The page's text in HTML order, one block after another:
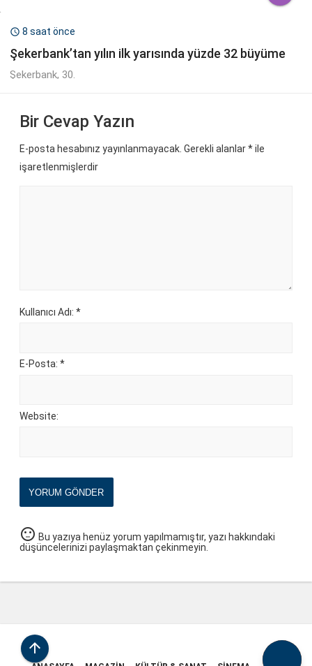
 8 saat önce
Şekerbank’tan yılın ilk yarısında yüzde 32 büyüme
Şekerbank, 30.
Bir Cevap Yazın
E-posta hesabınız yayınlanmayacak. Gerekli alanlar*ile
işaretlenmişlerdir
Kullanıcı Adı: *
E-Posta: *
Website:
YORUM GÖNDER
sentiment_neutral Bu yazıya henüz yorum yapılmamıştır, yazı hakkındaki
düşüncelerinizi paylaşmaktan çekinmeyin.
